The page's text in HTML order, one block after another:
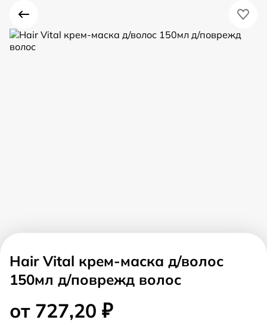
Hair Vital крем-маска д/волос
150мл д/поврежд волос
от 727,20 ₽